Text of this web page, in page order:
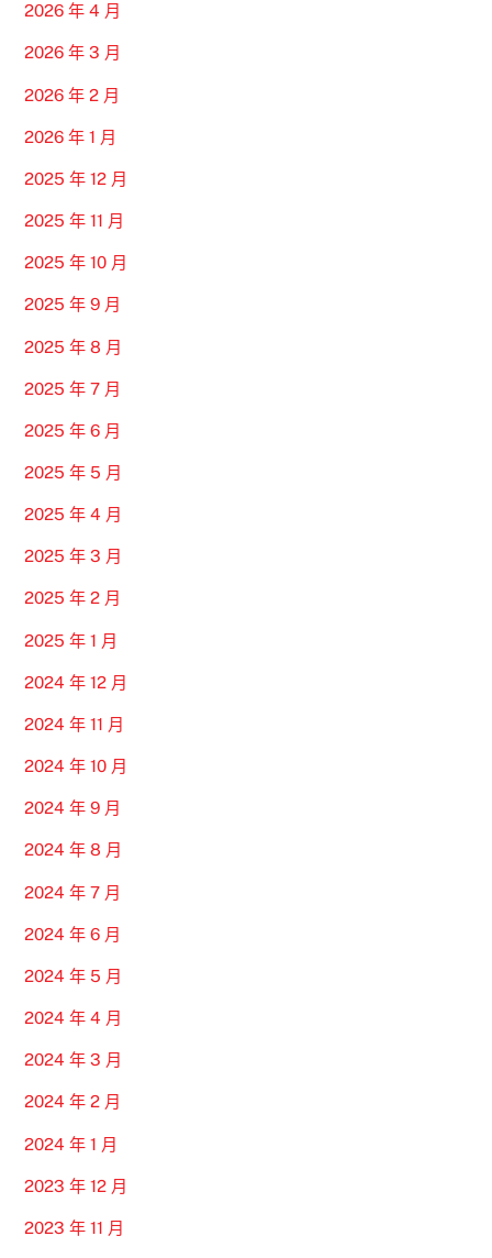
2026 年 4 月
2026 年 3 月
2026 年 2 月
2026 年 1 月
2025 年 12 月
2025 年 11 月
2025 年 10 月
2025 年 9 月
2025 年 8 月
2025 年 7 月
2025 年 6 月
2025 年 5 月
2025 年 4 月
2025 年 3 月
2025 年 2 月
2025 年 1 月
2024 年 12 月
2024 年 11 月
2024 年 10 月
2024 年 9 月
2024 年 8 月
2024 年 7 月
2024 年 6 月
2024 年 5 月
2024 年 4 月
2024 年 3 月
2024 年 2 月
2024 年 1 月
2023 年 12 月
2023 年 11 月